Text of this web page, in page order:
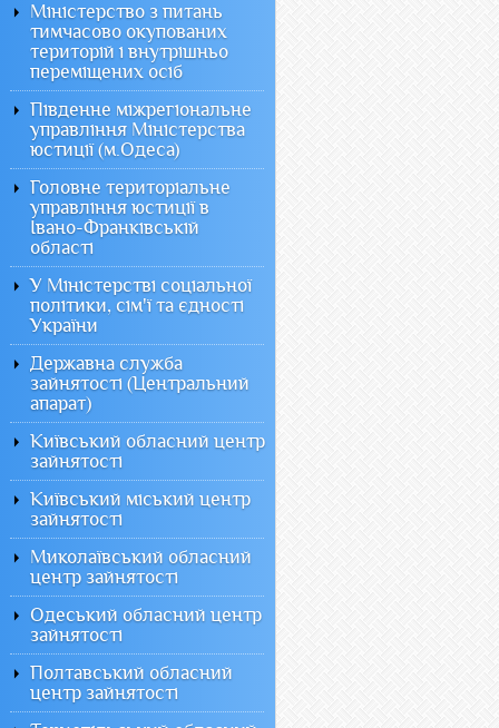
Міністерство з питань
тимчасово окупованих
територій і внутрішньо
переміщених осіб
Південне міжрегіональне
управління Міністерства
юстиції (м.Одеса)
Головне територіальне
управління юстиції в
Івано-Франківській
області
У Міністерстві соціальної
політики, сім'ї та єдності
України
Державна служба
зайнятості (Центральний
апарат)
Київський обласний центр
зайнятості
Київський міський центр
зайнятості
Миколаївський обласний
центр зайнятості
Одеський обласний центр
зайнятості
Полтавський обласний
центр зайнятості